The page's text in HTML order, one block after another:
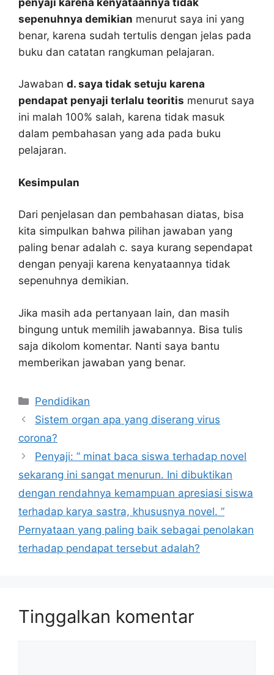
sepenuhnya demikian menurut saya ini yang
benar, karena sudah tertulis dengan jelas pada
buku dan catatan rangkuman pelajaran.
Jawaban d. saya tidak setuju karena
pendapat penyaji terlalu teoritis menurut saya
ini malah 100% salah, karena tidak masuk
dalam pembahasan yang ada pada buku
pelajaran.
Kesimpulan
Dari penjelasan dan pembahasan diatas, bisa
kita simpulkan bahwa pilihan jawaban yang
paling benar adalah c. saya kurang sependapat
dengan penyaji karena kenyataannya tidak
sepenuhnya demikian.
Jika masih ada pertanyaan lain, dan masih
bingung untuk memilih jawabannya. Bisa tulis
saja dikolom komentar. Nanti saya bantu
memberikan jawaban yang benar.
Kategori
Pendidikan
Sistem organ apa yang diserang virus
corona?
Penyaji: ” minat baca siswa terhadap novel
sekarang ini sangat menurun. Ini dibuktikan
dengan rendahnya kemampuan apresiasi siswa
terhadap karya sastra, khususnya novel. ”
Pernyataan yang paling baik sebagai penolakan
terhadap pendapat tersebut adalah?
Tinggalkan komentar